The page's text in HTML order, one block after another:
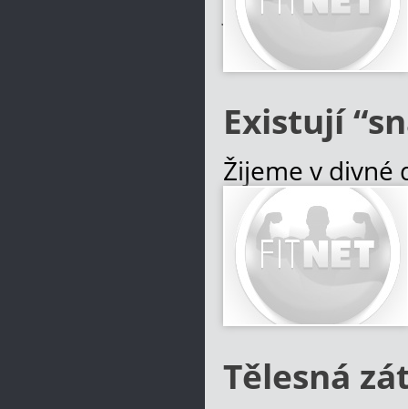
jsou skromní,
Více informací
Existují
Žijeme v divné
sebe a své
bydliště.
hladomory. V
Více informací
Tělesná